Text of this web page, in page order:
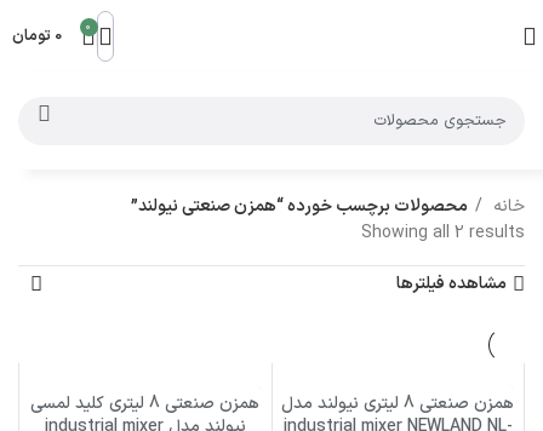
0
0 تومان
خانه
محصولات برچسب خورده “همزن صنعتی نیولند”
Showing all 2 results
مشاهده فیلترها
اتمام موجودی همزن صنعتی 8 لیتری نیولند مدل
اتمام موجودی همزن صنعتی 8 لیتری کلید لمسی